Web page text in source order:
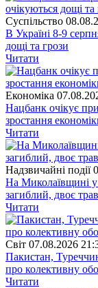
Суспiльство
В Україні 8-9
дощі та грози
Читати
Економіка
Нацбанк очікує
зростання
Читати
Надзвичайні події
На Миколаївщині у
загиблий, двоє
Читати
Свiт 07.08.2026
Пакистан,
про колективну
Читати